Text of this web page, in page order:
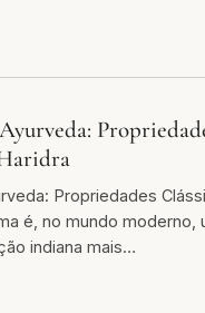
Propriedades
é, no mundo moderno,
indiana mais…